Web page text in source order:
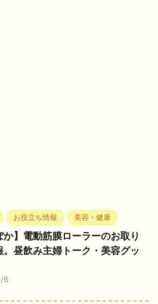
お役立ち情報 美容・健康
か】電動筋膜ローラーのお取り
。昼飲み主婦トーク・美容グッ
6